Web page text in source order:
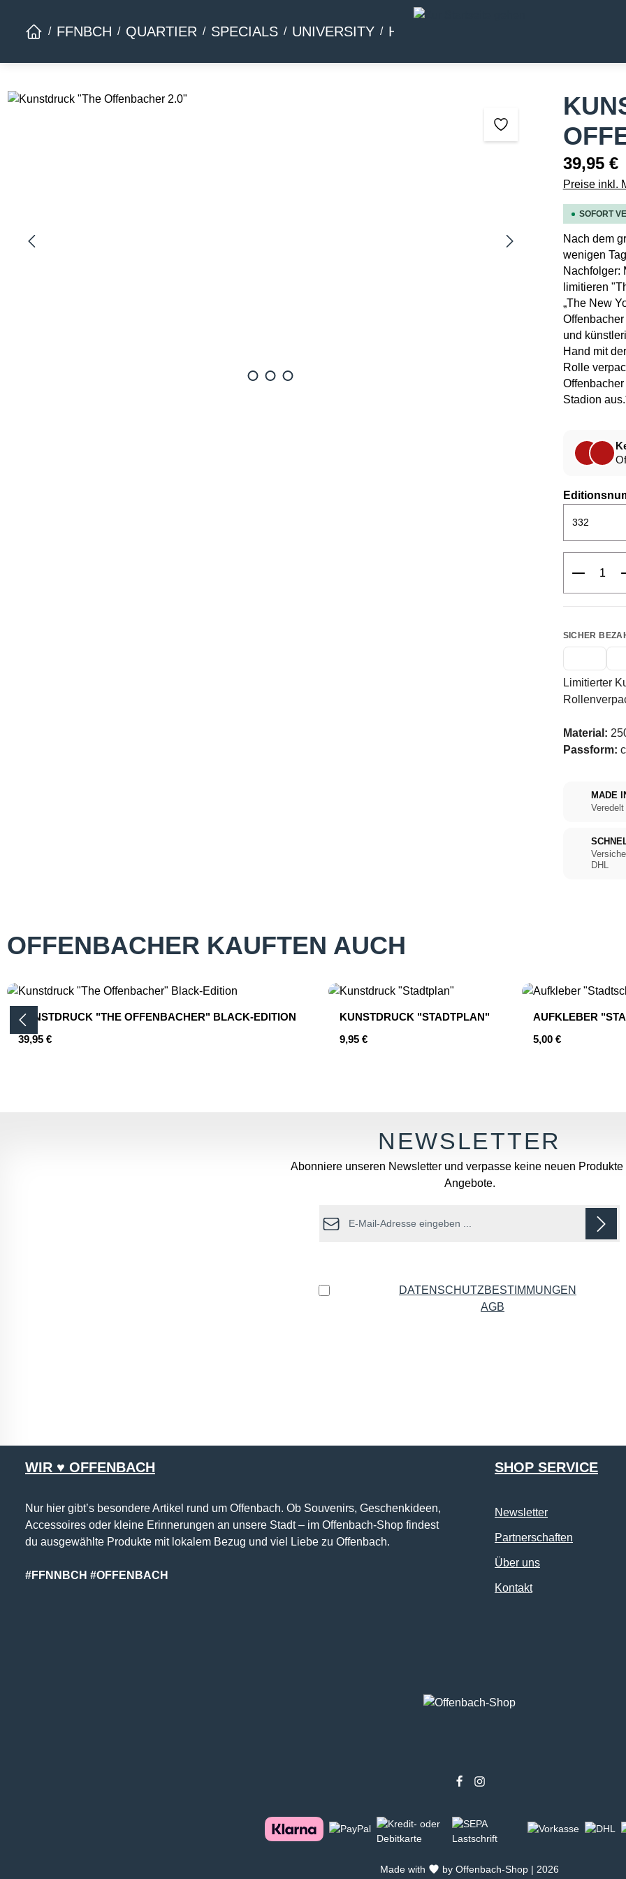
FFNBCH QUARTIER SPECIALS UNIVERSITY HOMMAGE
Bildergalerie überspringen
39,95 €
Preise inkl.
SOFORT
Nach dem
wenigen
Nachfolger:
limitieren
„The New
und
Hand mit
Rolle
Stadion
SICHER
Limitierter
Material:
Passform:
MADE
DHL
OFFENBACHER KAUFTEN AUCH
Produktgalerie überspringen
KUNSTDRUCK "THE OFFENBACHER" BLACK-EDITION
Regulärer Preis:
39,95 €
KUNSTDRUCK "STADTPLAN"
Regulärer Preis:
9,95 €
AUFKLEBER
Regulärer Preis:
5,00 €
Abonniere unseren Newsletter und verpasse keine neuen Produkte
Angebote.
DATENSCHUTZBESTIMMUNGEN
AGB
WIR ♥ OFFENBACH
Nur hier gibt’s besondere Artikel rund um Offenbach. Ob Souvenirs, Geschenkideen,
Accessoires oder kleine Erinnerungen an unsere Stadt – im Offenbach-Shop findest
du ausgewählte Produkte mit lokalem Bezug und viel Liebe zu Offenbach.
#FFNNBCH #OFFENBACH
SHOP SERVICE
Newsletter
Partnerschaften
Über uns
Kontakt
Made with by Offenbach-Shop | 2026